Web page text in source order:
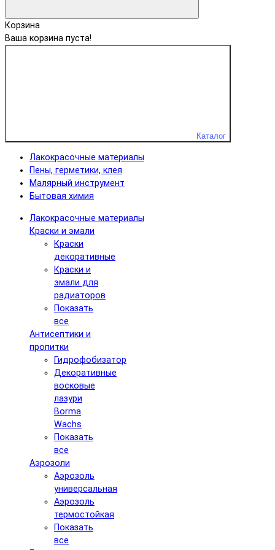
Корзина
Ваша корзина пуста!
Каталог
Лакокрасочные материалы
Пены, герметики, клея
Малярный инструмент
Бытовая химия
Лакокрасочные материалы
Краски и эмали
Краски
декоративные
Краски и
эмали для
радиаторов
Показать
все
Антисептики и
пропитки
Гидрофобизатор
Декоративные
восковые
лазури
Borma
Wachs
Показать
все
Аэрозоли
Аэрозоль
универсальная
Аэрозоль
термостойкая
Показать
все